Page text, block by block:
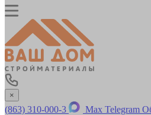
×
(863) 310-000-3 Max Telegram